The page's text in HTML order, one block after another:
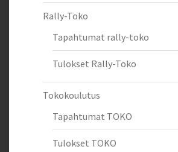
Rally-Toko
Tapahtumat rally-toko
Tulokset Rally-Toko
Tokokoulutus
Tapahtumat TOKO
Tulokset TOKO